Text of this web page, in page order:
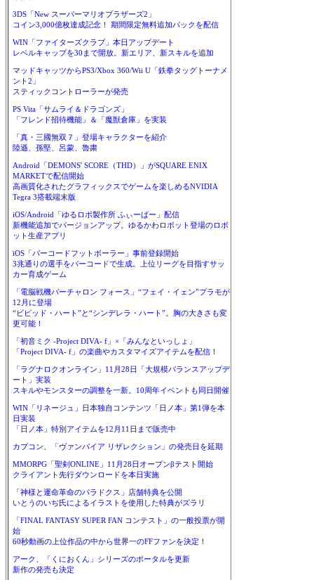
3DS「New スーパーマリオブラザーズ2」
コイン3,000億枚達成記念！ 期間限定無料追加パックを配信
WIN「ファイターズクラブ」本日アップデート
レベルキャップを30まで開放。新エリア、新スキルを追加
マッドキャッツからPS3/Xbox 360/Wii U「鉄拳タッグトーナメ
ント2」
スティックコントローラーが発売
PS Vita「サムライ＆ドラゴンズ」
「フレンド招待機能」＆「魔獣倉庫」を実装
「真・三國無双７」登場キャラクターを紹介
陸遜、孫堅、呂蒙、魯粛
Android「DEMONS' SCORE（THD）」がSQUARE ENIX
MARKETで配信開始
高画質化されたグラフィックスでゲームを楽しめるNVIDIA
Tegra 3搭載端末版
iOS/Android「ゆるロボ製作所 ふぃーばー」配信
新機能追加でバージョンアップ。ゆるかわロボット登場のロボ
ット生産アプリ
iOS「バーコードフットボーラー」事前登録開始
3兆通りの選手をバーコードで生成。上位リーグを目指すサッ
カー育成ゲーム
「電脳戦機バーチャロン フォース」“フェイ・イェン”プラモが
12月に登場
“ビビッド・ハート”と“シンデレラ・ハート”。胸の大きさも変
更可能！
「初音ミク -Project DIVA- f」×「みんなといっしょ」
「Project DIVA- f」の楽曲やカスタマイズアイテムを配信！
「ラグナロクオンライン」11月28日「大規模バランスアップデ
ート」実装
スキルやモンスターの調整を一新。10周年イベントも同日開催
WIN「リネージュ」日本独自コンテンツ「日ノ本」第1弾を本
日実装
「日ノ本」特別アイテムを12月11日まで販売中
カプコン、「ヴァンパイア リザレクション」の発売日を延期
MMORPG「聖剣ONLINE」11月28日オープンβテスト開始
クライアント先行ダウンロードを本日実施
「神様と運命革命のパラドクス」店舗特典を公開
いとうのいぢ氏によるイラストを使用した特典がズラリ
「FINAL FANTASY SUPER FAN コンテスト」の一般投票が開
始
60秒動画の上位作品の中から世界一のFFファンを決定！
アーク、「くにおくん」シリーズのポータルを更新
新作の発売も決定